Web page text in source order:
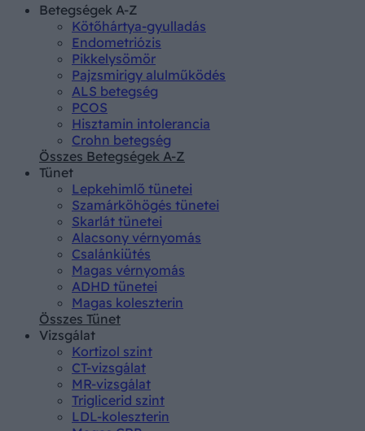
Betegségek A-Z
Kötőhártya-gyulladás
Endometriózis
Pikkelysömör
Pajzsmirigy alulműködés
ALS betegség
PCOS
Hisztamin intolerancia
Crohn betegség
Összes Betegségek A-Z
Tünet
Lepkehimlő tünetei
Szamárköhögés tünetei
Skarlát tünetei
Alacsony vérnyomás
Csalánkiütés
Magas vérnyomás
ADHD tünetei
Magas koleszterin
Összes Tünet
Vizsgálat
Kortizol szint
CT-vizsgálat
MR-vizsgálat
Triglicerid szint
LDL-koleszterin